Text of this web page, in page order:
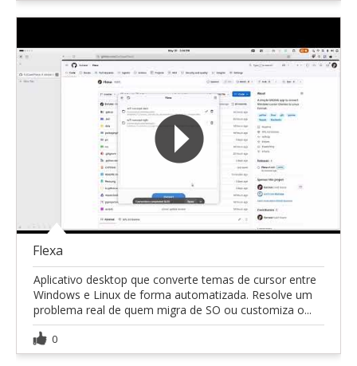
Flexa
Aplicativo desktop que converte temas de cursor entre
Windows e Linux de forma automatizada. Resolve um
problema real de quem migra de SO ou customiza o...
0